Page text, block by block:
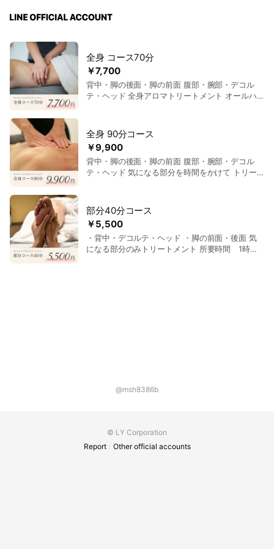
￥7,700
全身 コース70分
背中・脚の後面・脚の前面 腹部・腕部・デコル
テ・ヘッド 全身アロマトリートメント オールハ
￥9,900
全身 90分コース
背中・脚の後面・脚の前面 腹部・腕部・デコル
テ・ヘッド 気になる部分を時間をかけて トリー
￥5,500
​​部分40分コース
・背中・デコルテ・ヘッド ・脚の前面・後面 気
になる部分のみトリートメント 所要時間 1時間
@msh8386b
© LY Corporation
Report
Other official accounts